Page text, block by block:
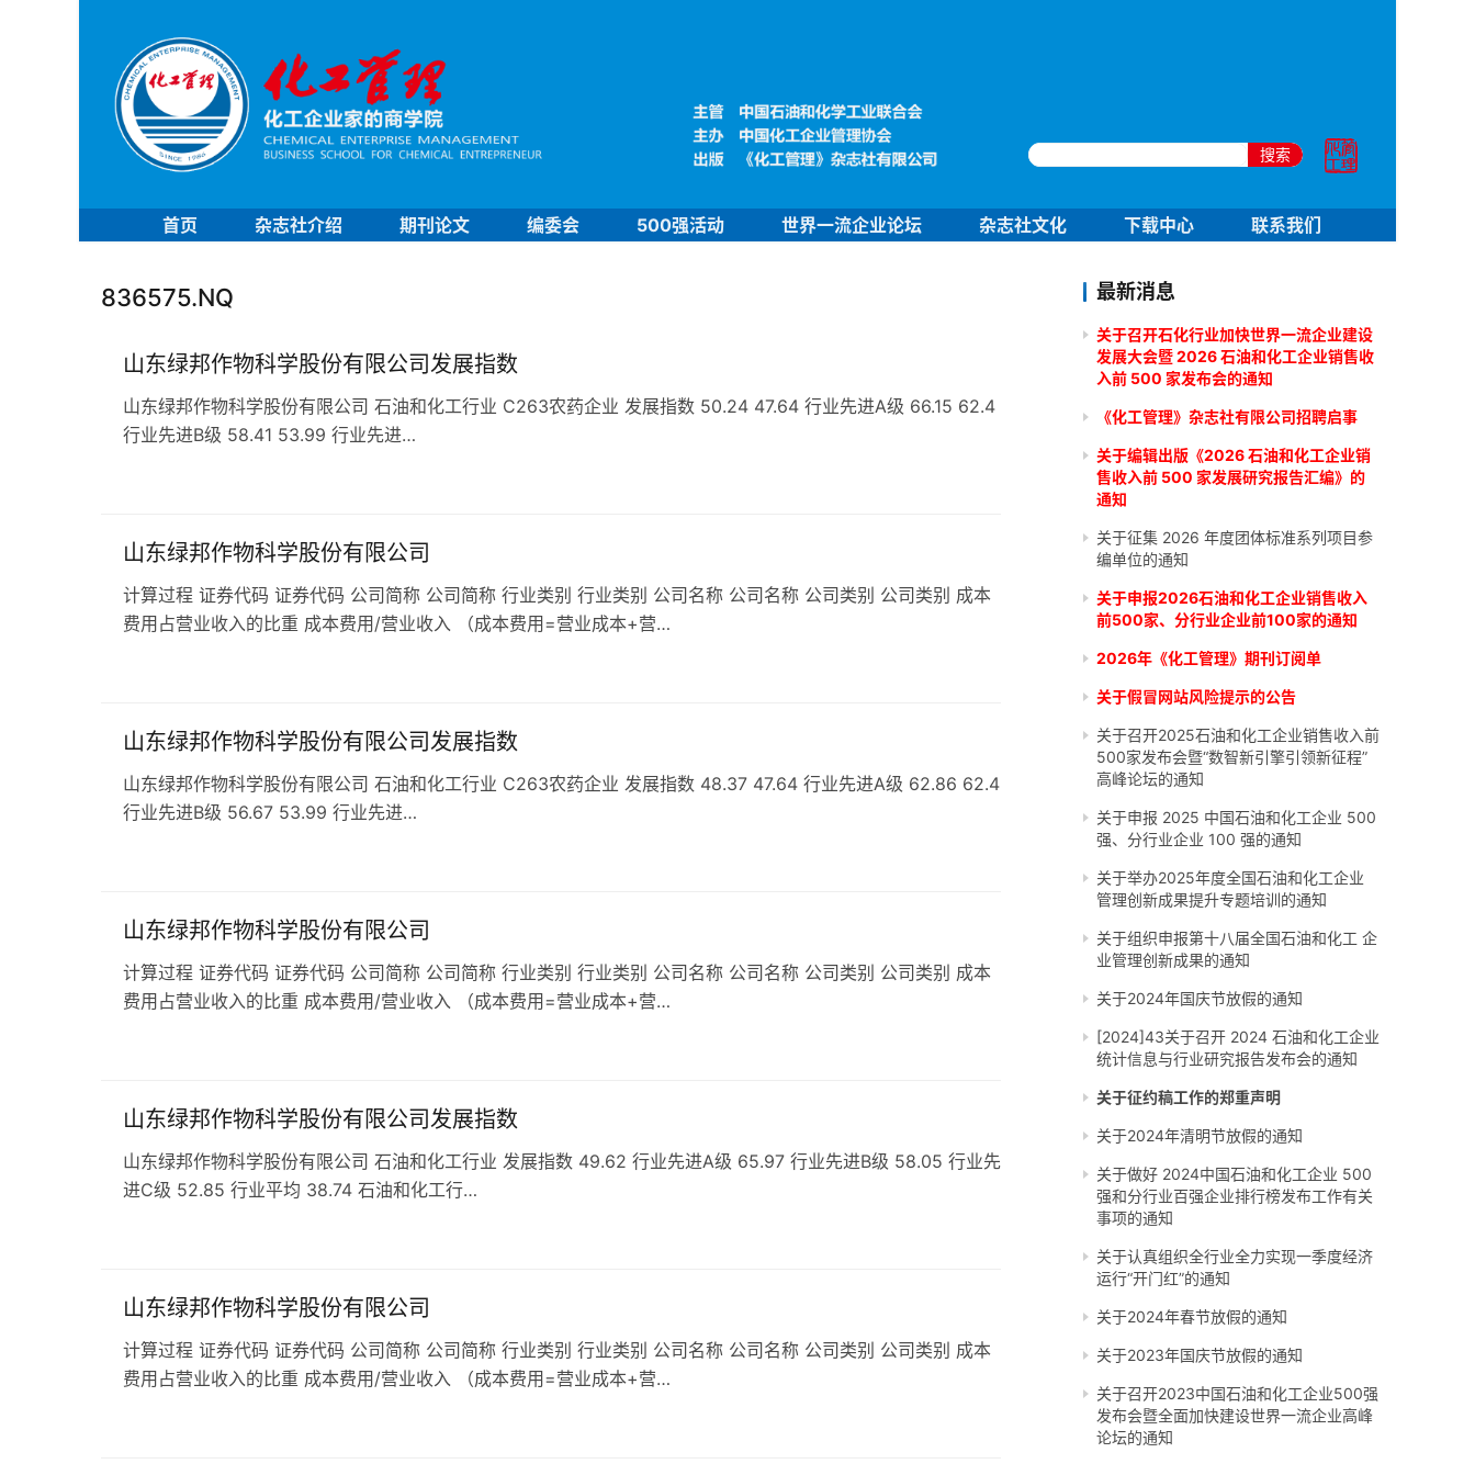
搜索
首页 杂志社介绍 期刊论文 编委会 500强活动 世界一流企业论坛 杂志社文化 下载中心 联系我们
836575.NQ
山东绿邦作物科学股份有限公司发展指数
山东绿邦作物科学股份有限公司 石油和化工行业 C263农药企业 发展指数 50.24 47.64 行业先进A级 66.15 62.4
行业先进B级 58.41 53.99 行业先进…
山东绿邦作物科学股份有限公司
计算过程 证券代码 证券代码 公司简称 公司简称 行业类别 行业类别 公司名称 公司名称 公司类别 公司类别 成本
费用占营业收入的比重 成本费用/营业收入 （成本费用=营业成本+营…
山东绿邦作物科学股份有限公司发展指数
山东绿邦作物科学股份有限公司 石油和化工行业 C263农药企业 发展指数 48.37 47.64 行业先进A级 62.86 62.4
行业先进B级 56.67 53.99 行业先进…
山东绿邦作物科学股份有限公司
计算过程 证券代码 证券代码 公司简称 公司简称 行业类别 行业类别 公司名称 公司名称 公司类别 公司类别 成本
费用占营业收入的比重 成本费用/营业收入 （成本费用=营业成本+营…
山东绿邦作物科学股份有限公司发展指数
山东绿邦作物科学股份有限公司 石油和化工行业 发展指数 49.62 行业先进A级 65.97 行业先进B级 58.05 行业先
进C级 52.85 行业平均 38.74 石油和化工行…
山东绿邦作物科学股份有限公司
计算过程 证券代码 证券代码 公司简称 公司简称 行业类别 行业类别 公司名称 公司名称 公司类别 公司类别 成本
费用占营业收入的比重 成本费用/营业收入 （成本费用=营业成本+营…
最新消息
关于召开石化行业加快世界一流企业建设
发展大会暨 2026 石油和化工企业销售收
入前 500 家发布会的通知
《化工管理》杂志社有限公司招聘启事
关于编辑出版《2026 石油和化工企业销
售收入前 500 家发展研究报告汇编》的
通知
关于征集 2026 年度团体标准系列项目参
编单位的通知
关于申报2026石油和化工企业销售收入
前500家、分行业企业前100家的通知
2026年《化工管理》期刊订阅单
关于假冒网站风险提示的公告
关于召开2025石油和化工企业销售收入前
500家发布会暨“数智新引擎引领新征程”
高峰论坛的通知
关于申报 2025 中国石油和化工企业 500
强、分行业企业 100 强的通知
关于举办2025年度全国石油和化工企业
管理创新成果提升专题培训的通知
关于组织申报第十八届全国石油和化工 企
业管理创新成果的通知
关于2024年国庆节放假的通知
[2024]43关于召开 2024 石油和化工企业
统计信息与行业研究报告发布会的通知
关于征约稿工作的郑重声明
关于2024年清明节放假的通知
关于做好 2024中国石油和化工企业 500
强和分行业百强企业排行榜发布工作有关
事项的通知
关于认真组织全行业全力实现一季度经济
运行“开门红”的通知
关于2024年春节放假的通知
关于2023年国庆节放假的通知
关于召开2023中国石油和化工企业500强
发布会暨全面加快建设世界一流企业高峰
论坛的通知